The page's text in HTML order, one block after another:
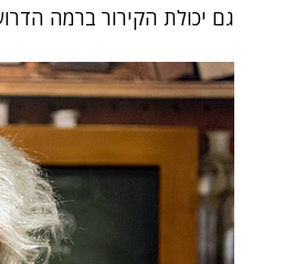
גם יכולת הקירור ברמה